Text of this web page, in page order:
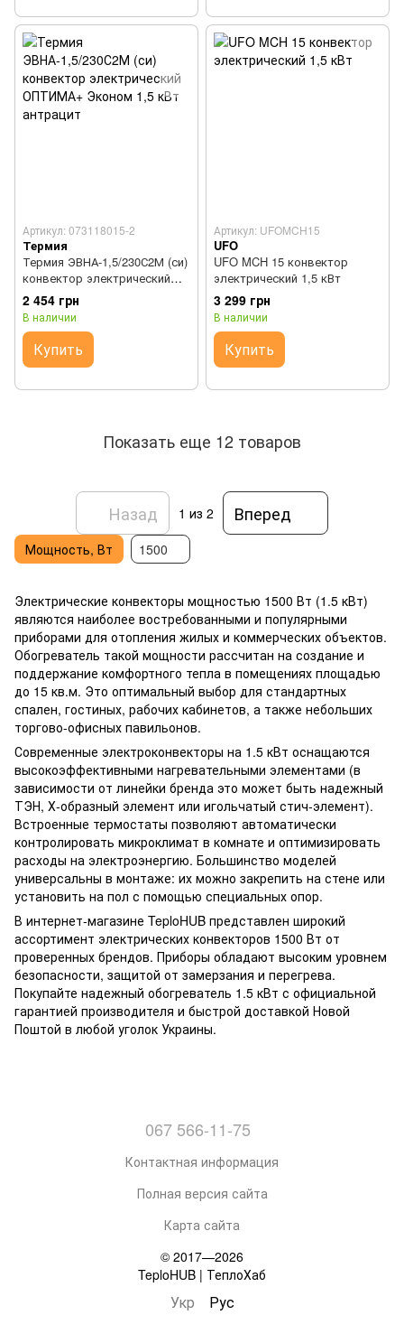
Электрические конвекторы мощностью 1500 Вт (1.5 кВт)
являются наиболее востребованными и популярными
приборами для отопления жилых и коммерческих объектов.
Обогреватель такой мощности рассчитан на создание и
поддержание комфортного тепла в помещениях площадью
до 15 кв.м. Это оптимальный выбор для стандартных
спален, гостиных, рабочих кабинетов, а также небольших
торгово-офисных павильонов.
Современные электроконвекторы на 1.5 кВт оснащаются
высокоэффективными нагревательными элементами (в
зависимости от линейки бренда это может быть надежный
ТЭН, Х-образный элемент или игольчатый стич-элемент).
Встроенные термостаты позволяют автоматически
контролировать микроклимат в комнате и оптимизировать
расходы на электроэнергию. Большинство моделей
универсальны в монтаже: их можно закрепить на стене или
установить на пол с помощью специальных опор.
В интернет-магазине TeploHUB представлен широкий
ассортимент электрических конвекторов 1500 Вт от
проверенных брендов. Приборы обладают высоким уровнем
безопасности, защитой от замерзания и перегрева.
Покупайте надежный обогреватель 1.5 кВт с официальной
гарантией производителя и быстрой доставкой Новой
Поштой в любой уголок Украины.
Артикул: 073118015-2
Термия
Термия ЭВНА-1,5/230С2М (си)
конвектор электрический
ОПТИМА+ Эконом 1,5 кВт
антрацит
2 454 грн
В наличии
Купить
Артикул: UFOMCH15
UFO
UFO MCH 15 конвектор
электрический 1,5 кВт
3 299 грн
В наличии
Купить
Показать еще 12 товаров
Назад 1 из 2 Вперед
Мощность, Вт 1500
067 566-11-75
Контактная информация
Полная версия сайта
Карта сайта
© 2017—2026
TeploHUB | ТеплоХаб
Укр Рус